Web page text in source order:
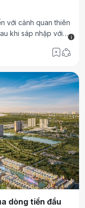
với cảnh quan thiên
khi sáp nhập với
cơ hội phát triển
dòng tiền đầu
i